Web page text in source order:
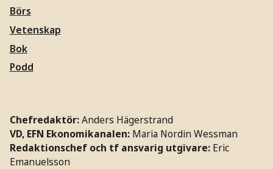
Börs
Vetenskap
Bok
Podd
Chefredaktör:Anders Hägerstrand
VD, EFN Ekonomikanalen: Maria Nordin Wessman
Redaktionschef och tf ansvarig utgivare: Eric
Emanuelsson